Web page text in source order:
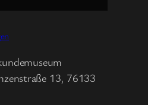
13, 76133